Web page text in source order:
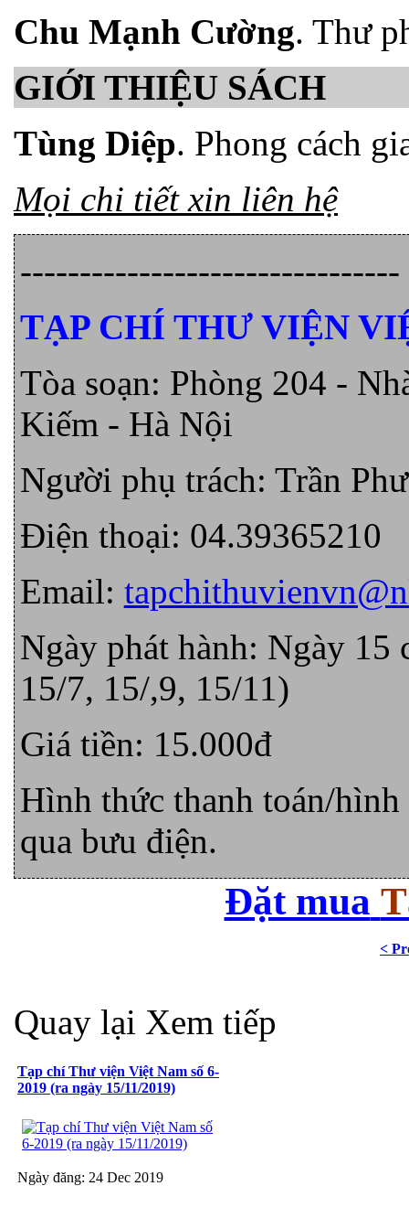
Chu Mạnh Cường. Thư
GIỚI THIỆU SÁCH
Tùng Diệp. Phong cách
Mọi chi tiết xin liên hệ
--------------------------------
TẠP CHÍ THƯ VIỆN
Tòa soạn: Phòng 204 -
Kiếm - Hà Nội
Người phụ trách: Trần
Điện thoại: 04.39365210
Email:
Ngày phát hành: Ngày 15
15/7, 15/,9, 15/11)
Giá tiền: 15.000đ
Hình thức thanh toán/
qua bưu điện.
Đặt mua
<
Quay lại Xem tiếp
Tạp chí Thư viện Việt Nam số 6-
2019 (ra ngày 15/11/2019)
Ngày đăng: 24 Dec 2019